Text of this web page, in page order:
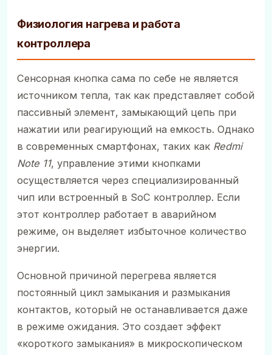
Физиология нагрева и работа
контроллера
Сенсорная кнопка сама по себе не является
источником тепла, так как представляет собой
пассивный элемент, замыкающий цепь при
нажатии или реагирующий на емкость. Однако
в современных смартфонах, таких как Redmi
Note 11, управление этими кнопками
осуществляется через специализированный
чип или встроенный в SoC контроллер. Если
этот контроллер работает в аварийном
режиме, он выделяет избыточное количество
энергии.
Основной причиной перегрева является
постоянный цикл замыкания и размыкания
контактов, который не останавливается даже
в режиме ожидания. Это создает эффект
«короткого замыкания» в микроскопическом